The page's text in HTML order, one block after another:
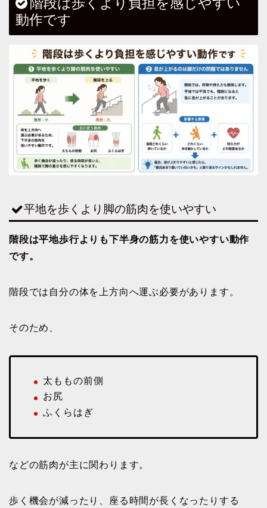
動作です
平地を歩くより脚の筋肉を使いやすい
階段は平地歩行よりも下半身の筋力を使いやすい動作
です。
階段では自分の体を上方向へ運ぶ必要があります。
そのため、
太ももの前側
お尻
ふくらはぎ
などの筋肉が主に関わります。
歩く機会が減ったり、座る時間が長くなったりする